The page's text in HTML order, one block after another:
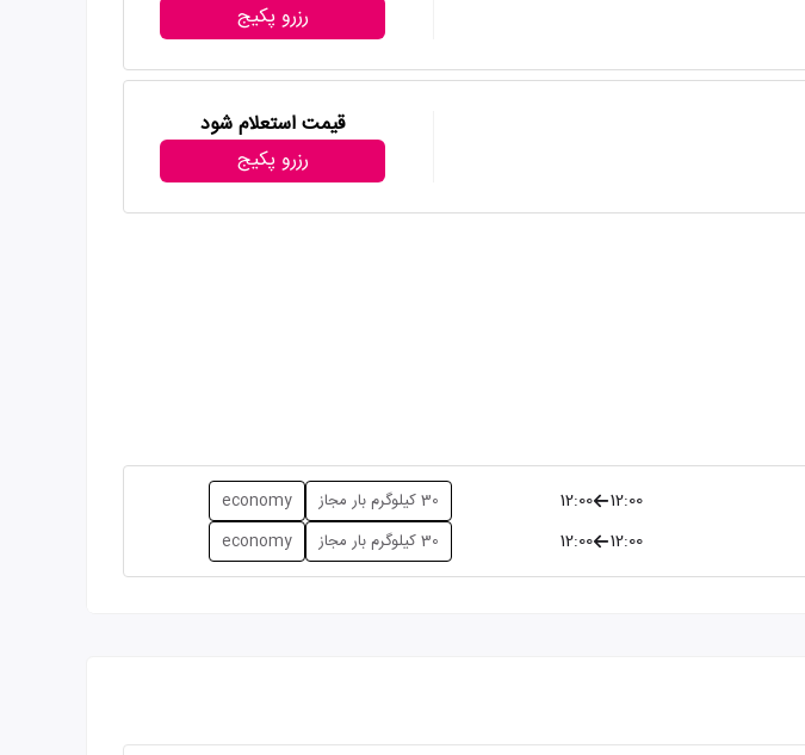
رزرو پکیج
قیمت استعلام شود
رزرو پکیج
12:00
12:00 30 کیلوگرم بار مجاز economy
12:00
12:00 30 کیلوگرم بار مجاز economy